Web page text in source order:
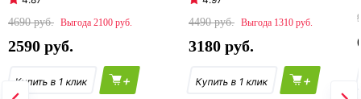
4690
2100
2590
+
4490
1310
3180
+